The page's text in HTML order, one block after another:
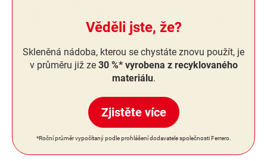
Věděli jste, že?
Skleněná nádoba, kterou se chystáte znovu použít, je
v průměru již ze 30 %* vyrobena z recyklovaného
materiálu.
Zjistěte více
*Roční průměr vypočítaný podle prohlášení dodavatele společnosti Ferrero.